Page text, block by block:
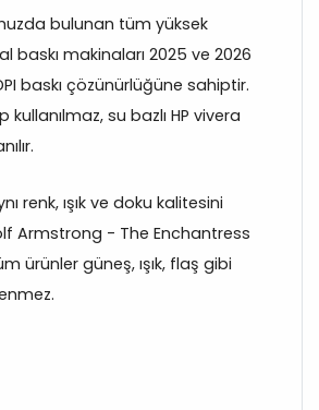
bulunan tüm yüksek
baskı makinaları 2025 ve 2026
baskı çözünürlüğüne sahiptir.
su bazlı HP vivera
renk, ışık ve doku kalitesini
Armstrong - The Enchantress
ürünler güneş, ışık, flaş gibi